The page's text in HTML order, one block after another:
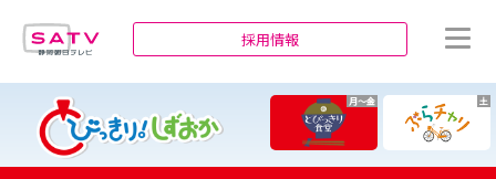
採用情報
月～金 土